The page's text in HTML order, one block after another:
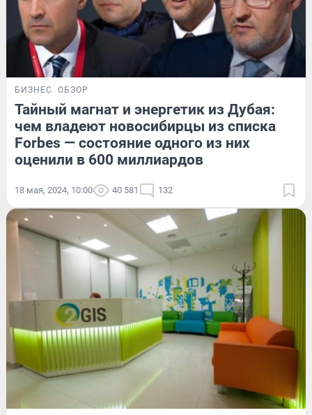
БИЗНЕС ОБЗОР
Тайный магнат и энергетик из Дубая:
чем владеют новосибирцы из списка
Forbes — состояние одного из них
оценили в 600 миллиардов
18 мая, 2024, 10:00 40 581 132